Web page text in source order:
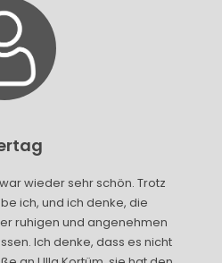
wieder sehr schön. Trotz
ich, und ich denke, die
ruhigen und angenehmen
Ich denke, dass es nicht